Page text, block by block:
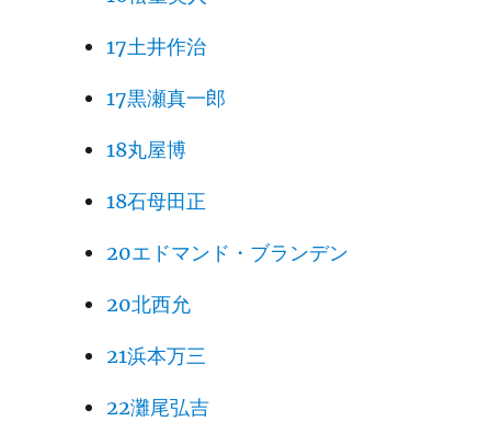
17土井作治
17黒瀬真一郎
18丸屋博
18石母田正
20エドマンド・ブランデン
20北西允
21浜本万三
22灘尾弘吉